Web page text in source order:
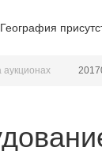
География
аукционах